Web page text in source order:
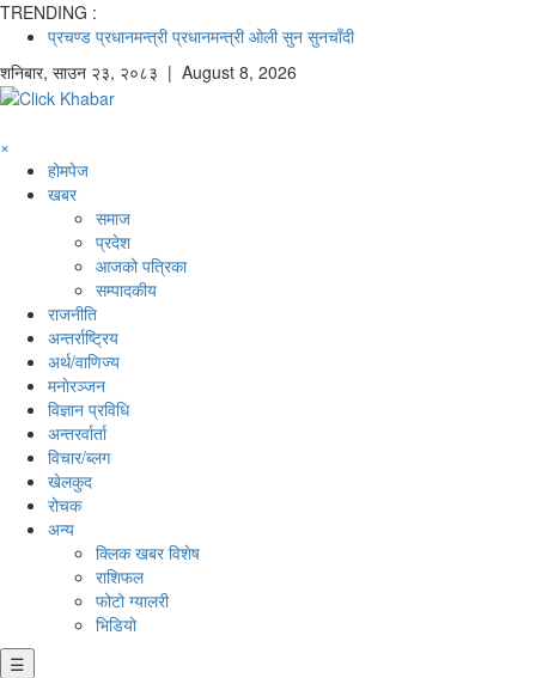
TRENDING :
प्रचण्ड प्रधानमन्त्री प्रधानमन्त्री ओली सुन सुनचाँदी
शनिबार, साउन २३, २०८३ | August 8, 2026
×
होमपेज
खबर
समाज
प्रदेश
आजको पत्रिका
सम्पादकीय
राजनीति
अन्तर्राष्ट्रिय
अर्थ/वाणिज्य
मनाेरञ्जन
विज्ञान प्रविधि
अन्तरर्वार्ता
विचार/ब्लग
खेलकुद
रोचक
अन्य
क्लिक खबर विशेष
राशिफल
फोटो ग्यालरी
भिडियो
☰